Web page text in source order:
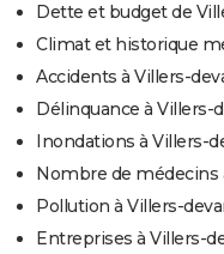
Dette et budget de
Climat et historique
Accidents à Villers-
Délinquance à Villers-
Inondations à Villers-
Nombre de médecins
Pollution à Villers-
Entreprises à Villers-